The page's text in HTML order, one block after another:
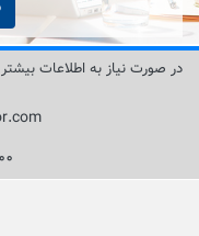
در صورت نیاز به اطلاعات